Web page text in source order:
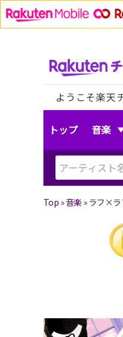
ようこそ楽天
トップ 音楽
Top »音楽 »ラフ×ラ